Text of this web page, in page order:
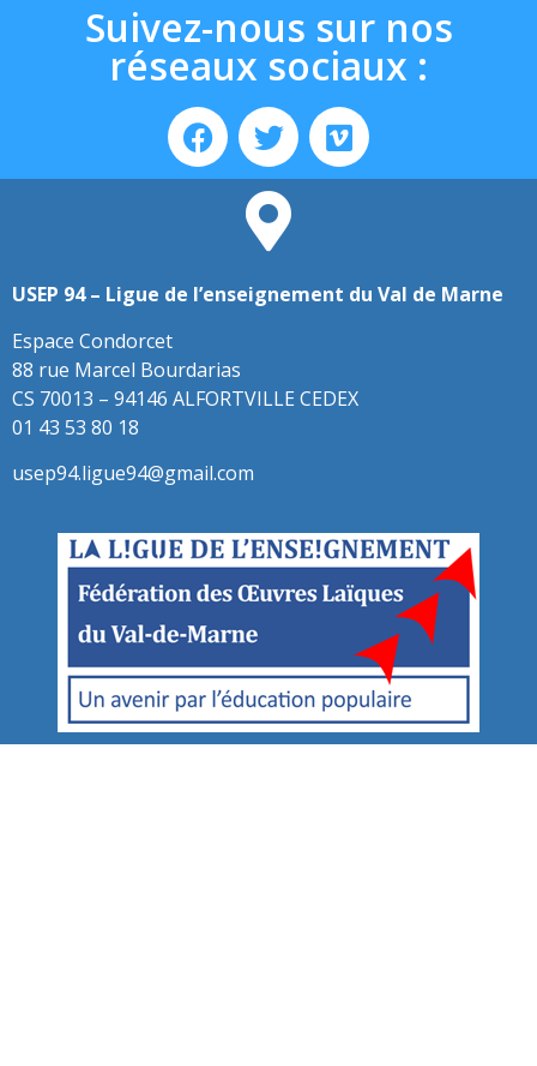
Suivez-nous sur nos
réseaux sociaux :
USEP 94 – Ligue de l’enseignement du Val de Marne
Espace Condorcet
88 rue Marcel Bourdarias
CS 70013 – 94146 ALFORTVILLE CEDEX
01 43 53 80 18
usep94.ligue94@gmail.com